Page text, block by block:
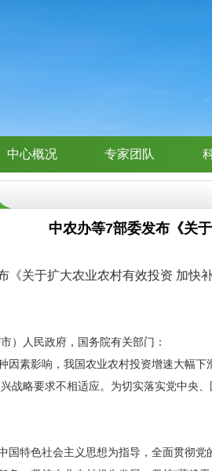
中心概况 专家团队
中农办等7部委发布《关
《关于扩大农业农村有效投资 加快
）人民政府，国务院有关部门：
素影响，我国农业农村投资增速大幅下
战略要求不相适应。为切实落实党中央
特色社会主义思想为指导，全面贯彻党